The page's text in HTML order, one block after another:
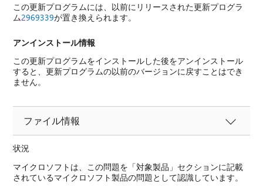
この更新プログラムには、以前にリリースされた更新プログラ
ム2969339が置き換えられます。
アンインストール情報
この更新プログラムをインストールした後をアンインストール
すると、更新プログラムの以前のバージョンに戻すことはでき
ません。
ファイル情報
状況
マイクロソフトは、この問題を「対象製品」セクションに記載
されているマイクロソフト製品の問題として認識しています。